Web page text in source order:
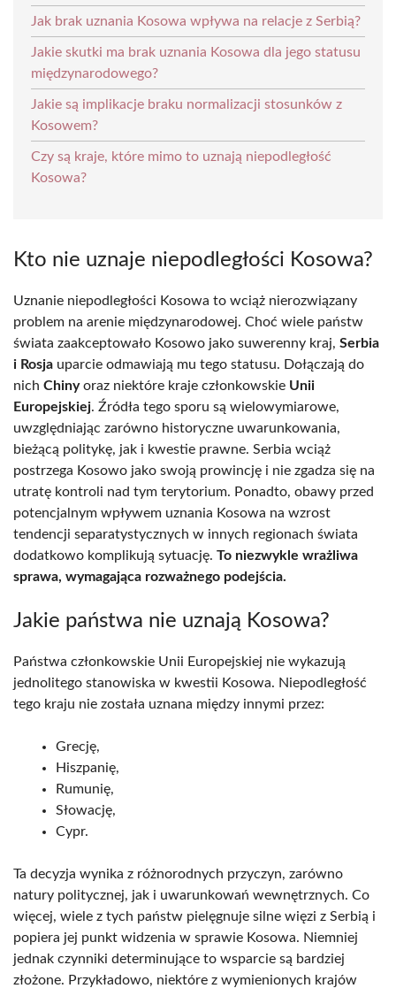
Jak brak uznania Kosowa wpływa na relacje z Serbią?
Jakie skutki ma brak uznania Kosowa dla jego statusu
międzynarodowego?
Jakie są implikacje braku normalizacji stosunków z
Kosowem?
Czy są kraje, które mimo to uznają niepodległość
Kosowa?
Kto nie uznaje niepodległości Kosowa?
Uznanie niepodległości Kosowa to wciąż nierozwiązany
problem na arenie międzynarodowej. Choć wiele państw
świata zaakceptowało Kosowo jako suwerenny kraj, Serbia
i Rosja uparcie odmawiają mu tego statusu. Dołączają do
nich Chinyoraz niektóre kraje członkowskie Unii
Europejskiej. Źródła tego sporu są wielowymiarowe,
uwzględniając zarówno historyczne uwarunkowania,
bieżącą politykę, jak i kwestie prawne. Serbia wciąż
postrzega Kosowo jako swoją prowincję i nie zgadza się na
utratę kontroli nad tym terytorium. Ponadto, obawy przed
potencjalnym wpływem uznania Kosowa na wzrost
tendencji separatystycznych w innych regionach świata
dodatkowo komplikują sytuację. To niezwykle wrażliwa
sprawa, wymagająca rozważnego podejścia.
Jakie państwa nie uznają Kosowa?
Państwa członkowskie Unii Europejskiej nie wykazują
jednolitego stanowiska w kwestii Kosowa. Niepodległość
tego kraju nie została uznana między innymi przez:
Grecję,
Hiszpanię,
Rumunię,
Słowację,
Cypr.
Ta decyzja wynika z różnorodnych przyczyn, zarówno
natury politycznej, jak i uwarunkowań wewnętrznych. Co
więcej, wiele z tych państw pielęgnuje silne więzi z Serbią i
popiera jej punkt widzenia w sprawie Kosowa. Niemniej
jednak czynniki determinujące to wsparcie są bardziej
złożone. Przykładowo, niektóre z wymienionych krajów